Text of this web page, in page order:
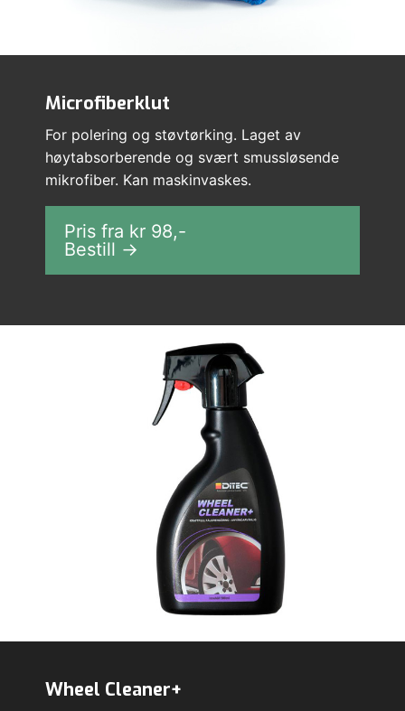
Microfiberklut
For polering og støvtørking. Laget av
høytabsorberende og svært smussløsende
mikrofiber. Kan maskinvaskes.
Pris fra kr 98,-
Bestill →
Wheel Cleaner+